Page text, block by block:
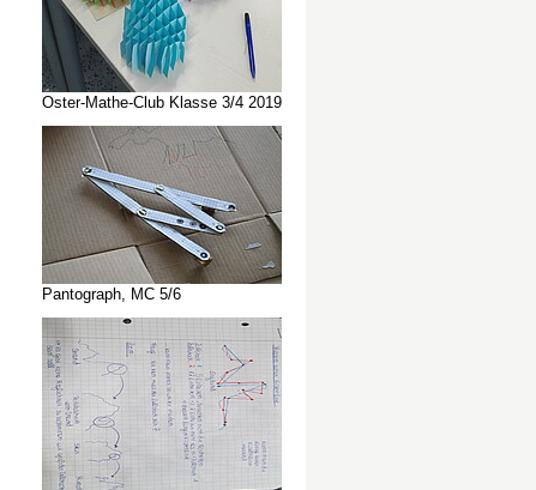
Oster-Mathe-Club Klasse 3/4 2019
Pantograph, MC 5/6